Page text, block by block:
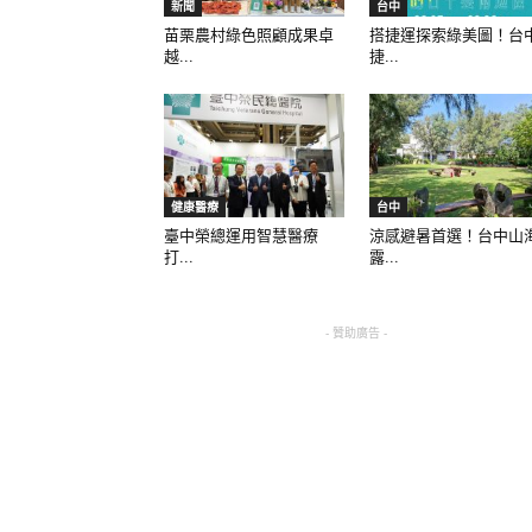
新聞
苗栗農村綠色照顧成果卓
越...
台中
搭捷運探索綠美圖！台
捷...
健康醫療
臺中榮總運用智慧醫療
打...
台中
涼感避暑首選！台中山
露...
- 贊助廣告 -